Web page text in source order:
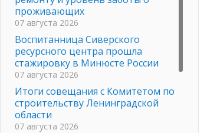
проживающих
07 августа 2026
Воспитанница Сиверского
ресурсного центра прошла
стажировку в Минюсте России
07 августа 2026
Итоги совещания с Комитетом по
строительству Ленинградской
области
07 августа 2026